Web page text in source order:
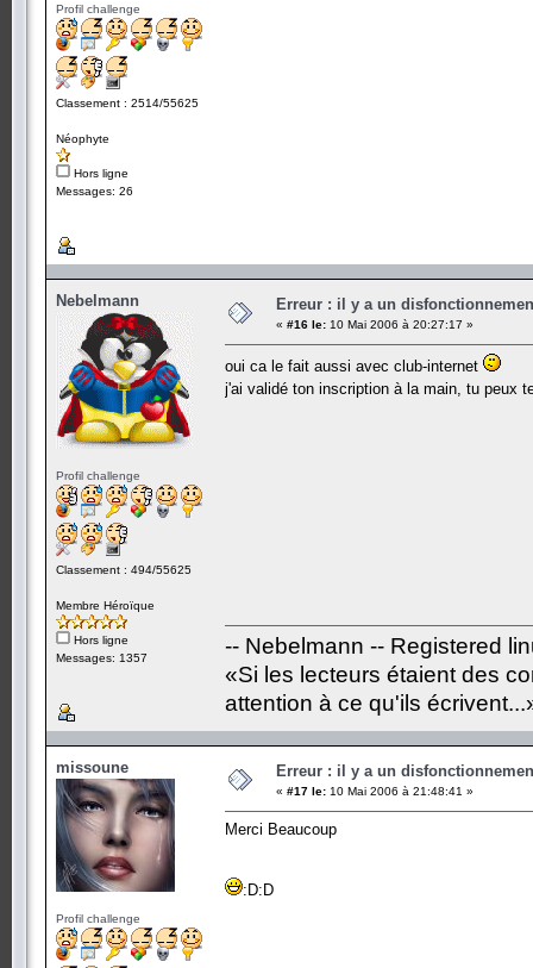
Profil challenge
Classement : 2514/55625
Néophyte
Hors ligne
Messages: 26
Nebelmann
Profil challenge
Classement : 494/55625
Membre Héroïque
Hors ligne
Messages: 1357
Erreur : il y a un
« #16 le: 10 Mai 2006 à 20:27:17 »
oui ca le fait aussi avec club-internet
j'ai validé ton inscription à la main, tu peux
-- Nebelmann -- Registered
«Si les lecteurs étaient des
attention à ce qu'ils
missoune
Profil challenge
Erreur : il y a un
« #17 le: 10 Mai 2006 à 21:48:41 »
Merci Beaucoup
:D:D